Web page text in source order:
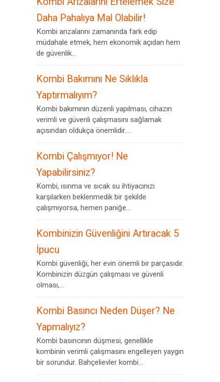
Daha Pahalıya Mal Olabilir!
Kombi arızalarını zamanında fark edip
müdahale etmek, hem ekonomik açıdan hem
de güvenlik...
Kombi Bakımını Ne Sıklıkla
Yaptırmalıyım?
Kombi bakımının düzenli yapılması, cihazın
verimli ve güvenli çalışmasını sağlamak
açısından oldukça önemlidir....
Kombi Çalışmıyor! Ne
Yapabilirsiniz?
Kombi, ısınma ve sıcak su ihtiyacınızı
karşılarken beklenmedik bir şekilde
çalışmıyorsa, hemen paniğe...
Kombinizin Güvenliğini Artıracak 5
İpucu
Kombi güvenliği, her evin önemli bir parçasıdır.
Kombinizin düzgün çalışması ve güvenli
olması,...
Kombi Basıncı Neden Düşer? Ne
Yapmalıyız?
Kombi basıncının düşmesi, genellikle
kombinin verimli çalışmasını engelleyen yaygın
bir sorundur. Bahçelievler kombi...